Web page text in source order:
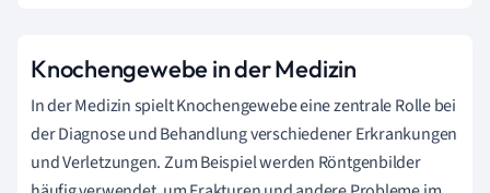
Knochengewebe in der Medizin
In der Medizin spielt Knochengewebe eine zentrale Rolle bei
der Diagnose und Behandlung verschiedener Erkrankungen
und Verletzungen. Zum Beispiel werden Röntgenbilder